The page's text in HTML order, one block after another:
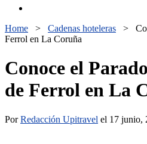
Home > Cadenas hoteleras >
Ferrol en La Coruña
Conoce el
de Ferrol en La
PorRedacción Upitravel el 17 junio,